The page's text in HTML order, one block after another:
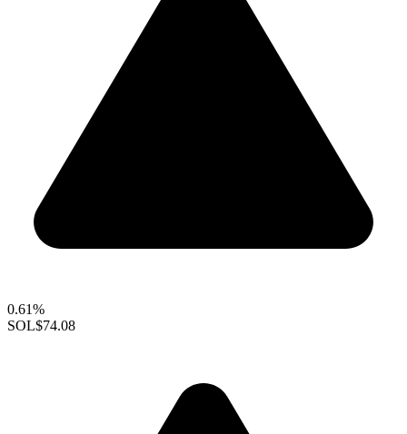
0.61%
SOL$74.08